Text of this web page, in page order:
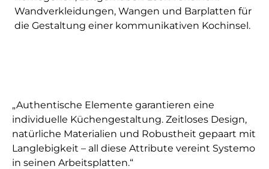
Wandverkleidungen, Wangen und Barplatten für
die Gestaltung einer kommunikativen Kochinsel.
„Authentische Elemente garantieren eine
individuelle Küchengestaltung. Zeitloses Design,
natürliche Materialien und Robustheit gepaart mit
Langlebigkeit – all diese Attribute vereint Systemo
in seinen Arbeitsplatten.“